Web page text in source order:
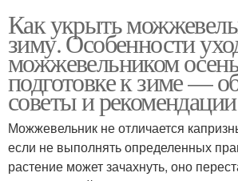
Как укрыть
зиму. Особенности
можжевельником
подготовке к зиме —
советы и рекомендации
Можжевельник не отличается
если не выполнять определенных
растение может зачахнуть, оно